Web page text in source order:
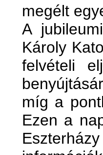
megélt
A
Károly
felvételi
míg a
Ezen a